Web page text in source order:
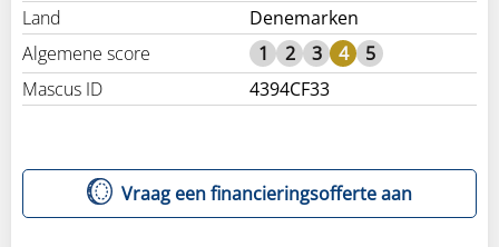
Land
Denemarken
Algemene score
1 2 3 4
5
Mascus ID
4394CF33
Vraag een financieringsofferte aan